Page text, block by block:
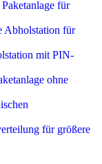
für
Abholstation für
mit PIN-
ohne
für größere